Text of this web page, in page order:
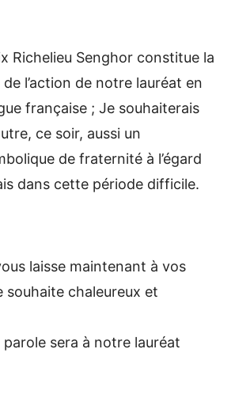
Richelieu Senghor constitue la
l’action de notre lauréat en
française ; Je souhaiterais
ce soir, aussi un
de fraternité à l’égard
dans cette période difficile.
laisse maintenant à vos
souhaite chaleureux et
parole sera à notre lauréat